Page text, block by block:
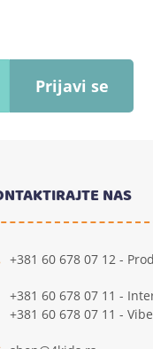
Prijavi se
NAS
+381 60 678 07 12 -
+381 60 678 07 11 -
+381 60 678 07 11 -